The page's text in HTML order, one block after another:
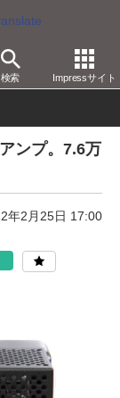
検索 Impressサイト
ンプ。7.6万
年2月25日 17:00